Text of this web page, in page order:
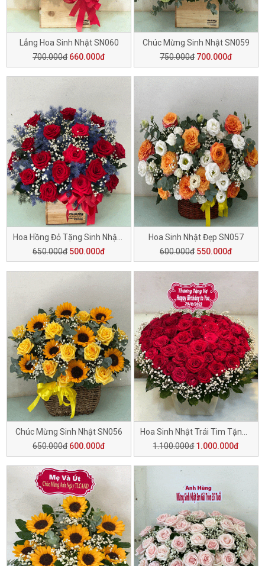
Lẳng Hoa Sinh Nhật SN060
700.000đ 660.000đ
Chúc Mừng Sinh Nhật SN059
750.000đ 700.000đ
650.000đ 500.000đ
Hoa Sinh Nhật Đẹp SN057
600.000đ 550.000đ
Chúc Mừng Sinh Nhật SN056
650.000đ 600.000đ
Hoa Sinh Nhật Trái Tim Tặng Người Thương SN055
1.100.000đ 1.000.000đ